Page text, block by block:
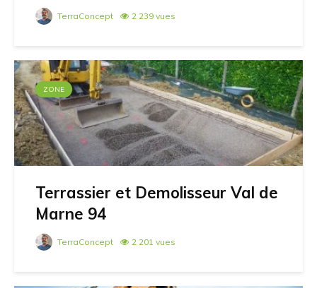
TerraConcept 2 239 vues
ZONE
Terrassier et Demolisseur Val de
Marne 94
TerraConcept 2 201 vues